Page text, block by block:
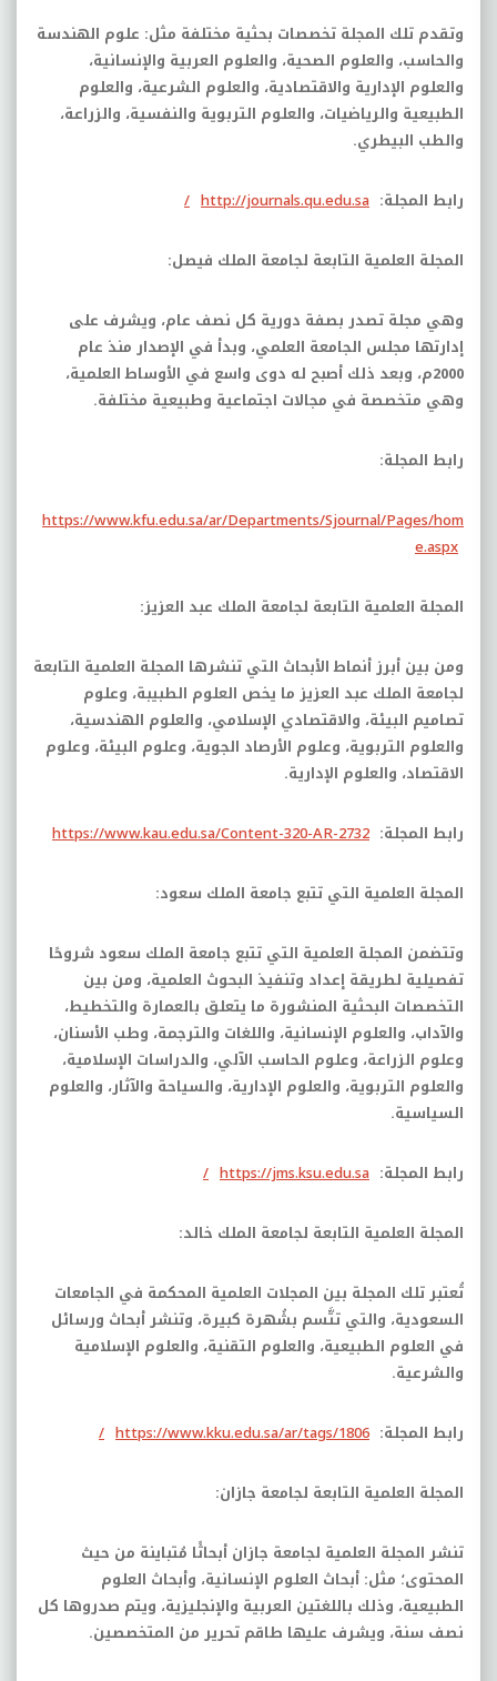
وتقدم تلك المجلة تخصصات بحثية مختلفة مثل: علوم الهندسة
والحاسب، والعلوم الصحية، والعلوم العربية والإنسانية،
والعلوم الإدارية والاقتصادية، والعلوم الشرعية، والعلوم
الطبيعية والرياضيات، والعلوم التربوية والنفسية، والزراعة،
والطب البيطري.
رابط المجلة: http://journals.qu.edu.sa
/
المجلة العلمية التابعة لجامعة الملك فيصل:
وهي مجلة تصدر بصفة دورية كل نصف عام، ويشرف على
إدارتها مجلس الجامعة العلمي، وبدأ في الإصدار منذ عام
2000م، وبعد ذلك أصبح له دوى واسع في الأوساط العلمية،
وهي متخصصة في مجالات اجتماعية وطبيعية مختلفة.
رابط المجلة:
https://www.kfu.edu.sa/ar/Departments/Sjournal/Pages/hom
e.aspx
المجلة العلمية التابعة لجامعة الملك عبد العزيز:
ومن بين أبرز أنماط الأبحاث التي تنشرها المجلة العلمية التابعة
لجامعة الملك عبد العزيز ما يخص العلوم الطبيبة، وعلوم
تصاميم البيئة، والاقتصادي الإسلامي، والعلوم الهندسية،
والعلوم التربوية، وعلوم الأرصاد الجوية، وعلوم البيئة، وعلوم
الاقتصاد، والعلوم الإدارية.
رابط المجلة: https://www.kau.edu.sa/Content-320-AR-2732
المجلة العلمية التي تتبع جامعة الملك سعود:
وتتضمن المجلة العلمية التي تتبع جامعة الملك سعود شروحًا
تفصيلية لطريقة إعداد وتنفيذ البحوث العلمية، ومن بين
التخصصات البحثية المنشورة ما يتعلق بالعمارة والتخطيط،
والآداب، والعلوم الإنسانية، واللغات والترجمة، وطب الأسنان،
وعلوم الزراعة، وعلوم الحاسب الآلي، والدراسات الإسلامية،
والعلوم التربوية، والعلوم الإدارية، والسياحة والآثار، والعلوم
السياسية.
رابط المجلة: https://jms.ksu.edu.sa
/
المجلة العلمية التابعة لجامعة الملك خالد:
تُعتبر تلك المجلة بين المجلات العلمية المحكمة في الجامعات
السعودية، والتي تتَّسم بشُهرة كبيرة، وتنشر أبحاث ورسائل
في العلوم الطبيعية، والعلوم التقنية، والعلوم الإسلامية
والشرعية.
رابط المجلة: https://www.kku.edu.sa/ar/tags/1806
/
المجلة العلمية التابعة لجامعة جازان:
تنشر المجلة العلمية لجامعة جازان أبحاثًا مُتباينة من حيث
المحتوى؛ مثل: أبحاث العلوم الإنسانية، وأبحاث العلوم
الطبيعية، وذلك باللغتين العربية والإنجليزية، ويتم صدروها كل
نصف سنة، ويشرف عليها طاقم تحرير من المتخصصين.